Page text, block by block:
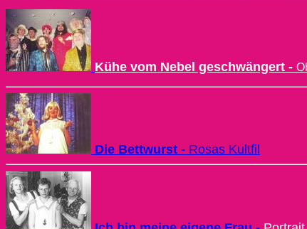
Kühe vom Nebel geschwängert -
Die Bettwurst - Rosas Kultfil